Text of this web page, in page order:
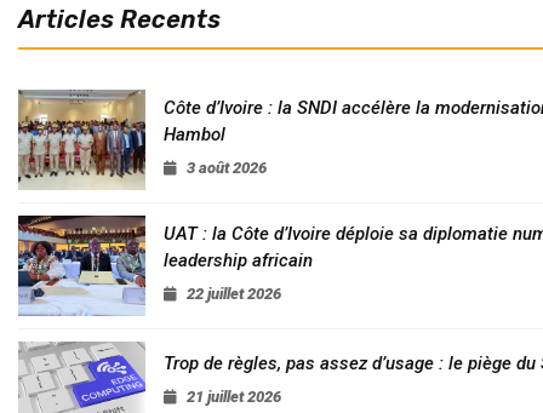
Articles Recents
Côte d’Ivoire : la SNDI accélère la
Hambol
3 août 2026
UAT : la Côte d’Ivoire déploie sa diplomatie
leadership africain
22 juillet 2026
Trop de règles, pas assez d’usage : le piège du
21 juillet 2026